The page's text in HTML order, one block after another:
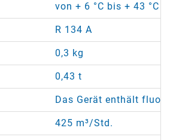
von + 6 °C bis + 43 °C
R 134 A
0,3 kg
0,43 t
Das Gerät enthält
425 m³/Std.